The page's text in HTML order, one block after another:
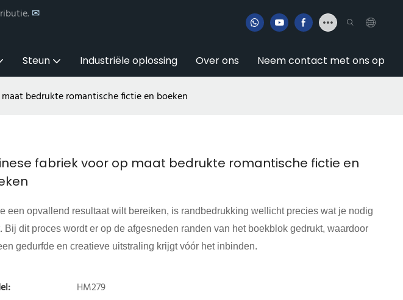
✉
Steun Industriële oplossing Over ons Neem contact met ons op
bedrukte romantische fictie en boeken
fabriek voor op maat bedrukte romantische fictie en
een opvallend resultaat wilt bereiken, is randbedrukking wellicht precies wat je nodig
Bij dit proces wordt er op de afgesneden randen van het boekblok gedrukt, waardoor
gedurfde en creatieve uitstraling krijgt vóór het inbinden.
HM279